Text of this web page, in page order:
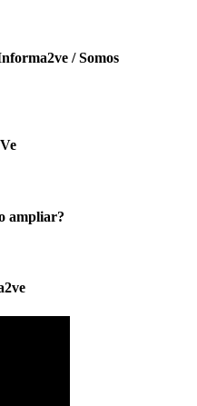
/ Somos
ampliar?